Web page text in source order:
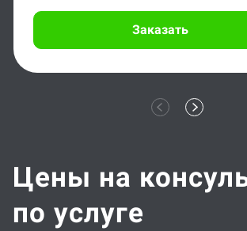
Заказать
Цены на
по услуге